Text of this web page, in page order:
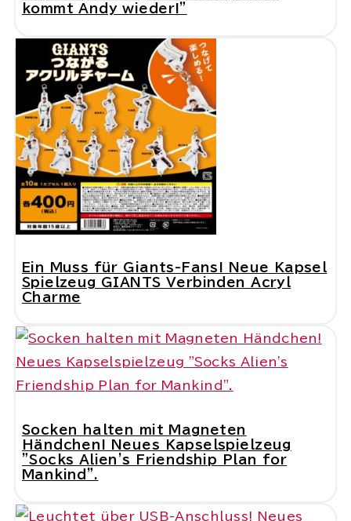
kommt Andy wieder!"
Ein Muss für Giants-Fans! Neue Kapsel
Spielzeug GIANTS Verbinden Acryl
Charme
Socken halten mit Magneten
Händchen! Neues Kapselspielzeug
"Socks Alien's Friendship Plan for
Mankind".